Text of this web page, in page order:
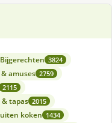
Bijgerechten 3824
amuses 2759
2115
& tapas 2015
koken 1434